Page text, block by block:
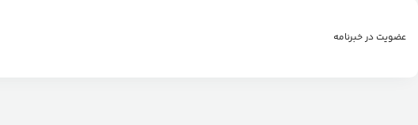
عضویت در خبرنامه